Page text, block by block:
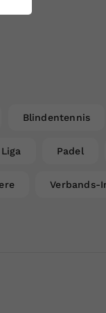
Blindentennis
Liga Padel
Verbands-